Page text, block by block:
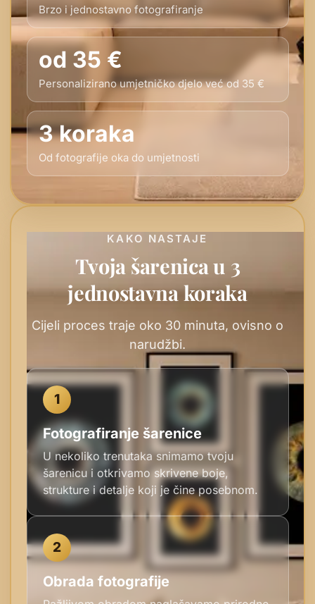
Brzo i jednostavno fotografiranje
od 35 €
Personalizirano umjetničko djelo već od 35 €
3 koraka
Od fotografije oka do umjetnosti
KAKO NASTAJE
Tvoja šarenica u 3
jednostavna koraka
Cijeli proces traje oko 30 minuta, ovisno o
narudžbi.
1
Fotografiranje šarenice
U nekoliko trenutaka snimamo tvoju
šarenicu i otkrivamo skrivene boje,
strukture i detalje koji je čine posebnom.
2
Obrada fotografije